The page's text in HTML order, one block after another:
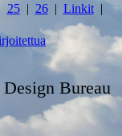
25 26 Linkit
Bureau